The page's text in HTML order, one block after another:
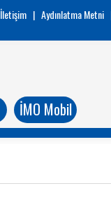
İletişim | Aydınlatma Metni
İMO Mobil